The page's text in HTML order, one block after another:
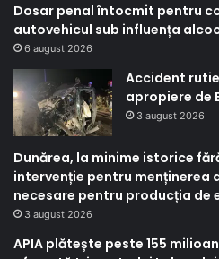
Dosar penal întocmit pentru
autovehicul sub influența
6 august 2026
Accident
apropiere de
3 august 2026
Dunărea, la minime istorice
intervenție pentru menținerea
necesare pentru producția de
3 august 2026
APIA plătește peste 155